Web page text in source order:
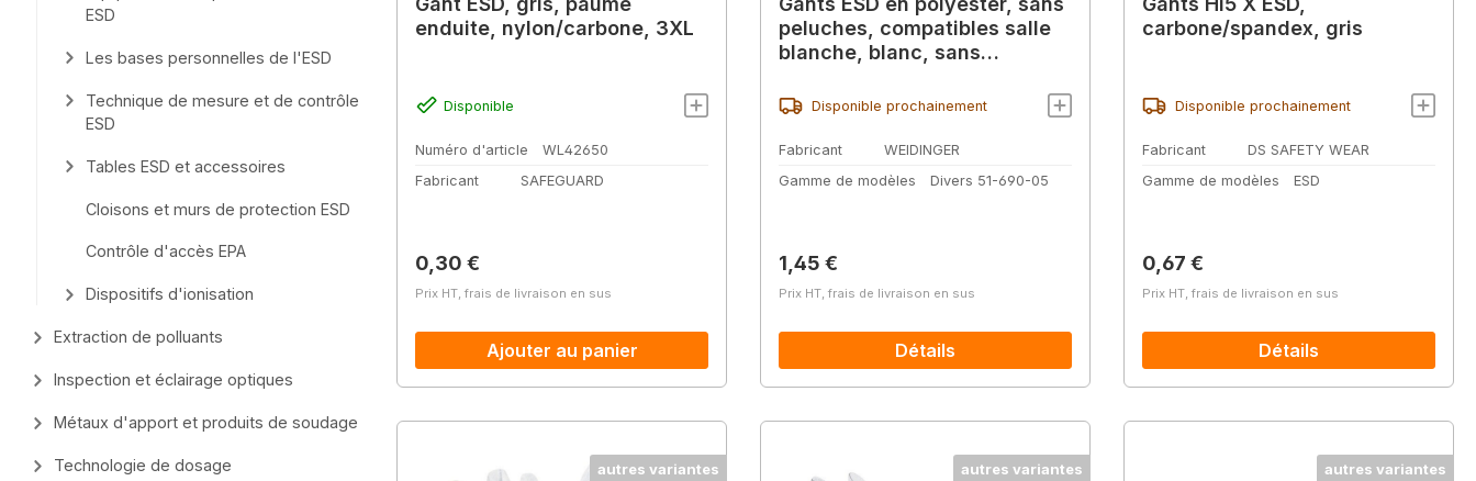
ESD
Les bases personnelles de l'ESD
Technique de mesure et de contrôle
ESD
Tables ESD et accessoires
Cloisons et murs de protection ESD
Contrôle d'accès EPA
Dispositifs d'ionisation
Extraction de polluants
Inspection et éclairage optiques
Métaux d'apport et produits de soudage
Technologie de dosage
enduite, nylon/carbone, 3XL
Disponible
Numéro d'article
WL42650
Fabricant
SAFEGUARD
Prix régulier :
0,30 €
Prix HT, frais de livraison en sus
Ajouter au panier
peluches, compatibles salle
blanche, blanc, sans
Disponible prochainement
Fabricant
WEIDINGER
Gamme de modèles
Divers 51-690-05
Prix régulier :
1,45 €
Prix HT, frais de livraison en sus
Détails
carbone/spandex, gris
Disponible prochainement
Fabricant
DS SAFETY WEAR
Gamme de modèles
ESD
Prix régulier :
0,67 €
Prix HT, frais de livraison en sus
Détails
autres variantes autres variantes autres variantes